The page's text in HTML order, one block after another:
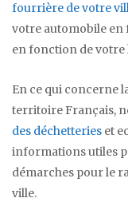
fourrière de votre
votre automobile
en fonction de votre
En ce qui concerne
territoire Français,
des déchetteries et
informations utiles
démarches pour le
ville.